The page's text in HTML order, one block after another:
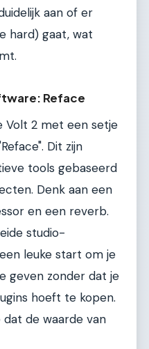
aan of er
hard) gaat, wat
Reface
Volt 2 met een setje
Dit zijn
tools gebaseerd
Denk aan een
en een reverb.
studio-
leuke start om je
geven zonder dat je
hoeft te kopen.
de waarde van